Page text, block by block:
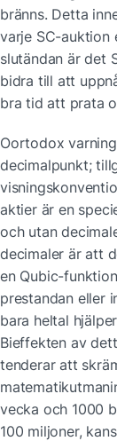
bränns. Detta
varje SC-auktion
slutändan är det
bidra till att
bra tid att prata
Oortodox
decimalpunkt;
aktier är en
och utan
decimaler är att
en Qubic-
prestandan eller
bara heltal
Bieffekten av
tenderar att
vecka och 1000
100 miljoner,